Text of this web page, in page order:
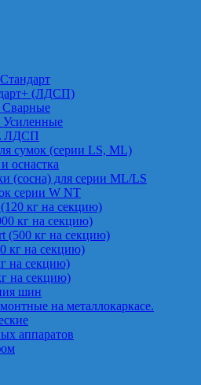
(ЛДСП)
ЛДСП
(серии LS, ML)
оснастка
(сосна) для серии ML/LS
серии W NT
кг на секцию)
кг на секцию)
(500 кг на секцию)
кг на секцию)
на секцию)
на секцию)
шин
на металлокаркасе.
аппаратов